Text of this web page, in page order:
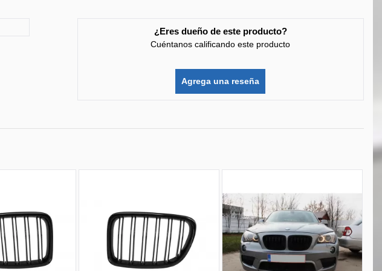
¿Eres dueño de este producto?
Cuéntanos calificando este producto
Agrega una reseña